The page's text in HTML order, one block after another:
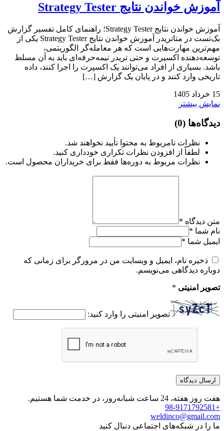
آموزش خواندن نتایج Strategy Tester
آموزش خواندن نتایج Strategy Tester؛ راهنمای کامل تفسیر گزارش
بک‌تست در متاتریدر آموزش خواندن نتایج Strategy Tester یکی از
مهم‌ترین مهارت‌هایی است که هر معامله‌گر الگوریتمی،
توسعه‌دهنده اکسپرت و حتی تریدر نیمه‌حرفه‌ای باید به آن مسلط
باشد. بسیاری از افراد می‌توانند یک اکسپرت را اجرا کنند، داده
تاریخی وارد کنند و در پایان یک گزارش […]
15 خرداد 1405
نمایش بیشتر
دیدگاه‌ها (0)
نظرات نامربوط به محتوا تأیید نخواهند شد.
لطفاً از افزودن نظرات تکراری خودداری کنید.
نظرات مربوط به دوره‌ها فقط برای خریداران محصول است.
متن دیدگاه *
نام شما *
ایمیل شما *
ذخیره نام، ایمیل و وبسایت من در مرورگر برای زمانی که
دوباره دیدگاهی می‌نویسم.
تصویر امنیتی *
تصویر امنیتی را وارد کنید:
هفت روز هفته، 24 ساعت شبانه‌روز، در خدمت شما هستیم.
+98-9171792581
weldinco@gmail.com
ما را در شبکه‌های اجتماعی دنبال کنید